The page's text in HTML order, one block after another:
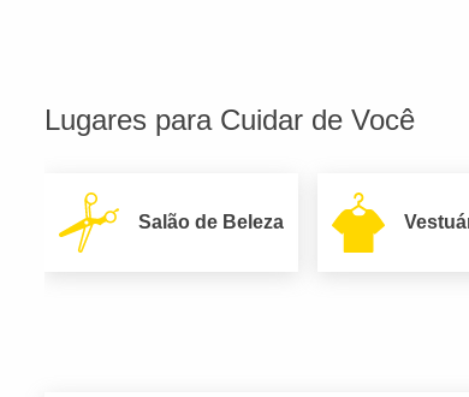
Lugares para Cuidar de Você
Salão de Beleza